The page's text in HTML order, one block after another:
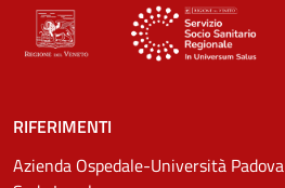
RIFERIMENTI
Azienda Ospedale-Università Padova